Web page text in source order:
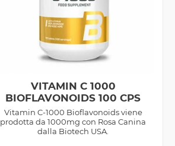
VITAMIN C 1000
BIOFLAVONOIDS 100 CPS
Vitamin C-1000 Bioflavonoids viene
prodotta da 1000mg con Rosa Canina
dalla Biotech USA.